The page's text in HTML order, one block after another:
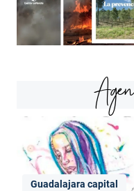
Guadalajara capital